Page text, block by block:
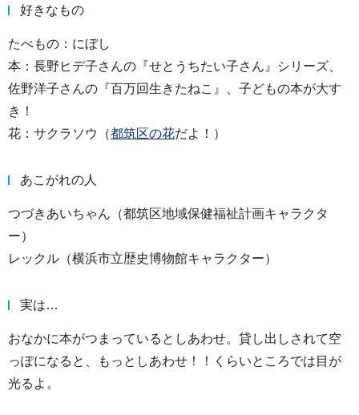
好きなもの
たべもの：にぼし
本：長野ヒデ子さんの『せとうちたい子さん』シリーズ、
佐野洋子さんの『百万回生きたねこ』、子どもの本が大す
き！
花：サクラソウ（都筑区の花だよ！）
あこがれの人
つづきあいちゃん（都筑区地域保健福祉計画キャラクタ
ー）
レックル（横浜市立歴史博物館キャラクター）
実は…
おなかに本がつまっているとしあわせ。貸し出しされて空
っぽになると、もっとしあわせ！！くらいところでは目が
光るよ。